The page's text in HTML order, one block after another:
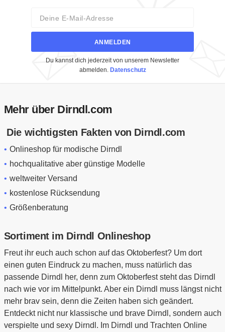
ANMELDEN
Du kannst dich jederzeit von unserem Newsletter
abmelden. Datenschutz
Mehr über Dirndl.com
Die wichtigsten Fakten von Dirndl.com
Onlineshop für modische Dirndl
hochqualitative aber günstige Modelle
weltweiter Versand
kostenlose Rücksendung
Größenberatung
Sortiment im Dirndl Onlineshop
Freut ihr euch auch schon auf das Oktoberfest? Um dort
einen guten Eindruck zu machen, muss natürlich das
passende Dirndl her, denn zum Oktoberfest steht das Dirndl
nach wie vor im Mittelpunkt. Aber ein Dirndl muss längst nicht
mehr brav sein, denn die Zeiten haben sich geändert.
Entdeckt nicht nur klassische und brave Dirndl, sondern auch
verspielte und sexy Dirndl. Im Dirndl und Trachten Online